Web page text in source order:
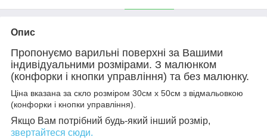
Опис
Пропонуємо варильні поверхні за Вашими
індивідуальними розмірами. З малюнком
(конфорки і кнопки управління) та без малюнку.
Ціна вказана за скло розміром 30см х 50см з відмальовкою
(конфорки і кнопки управління)
Якщо Вам потрібний будь-який інший розмір,
звертайтеся сюди.